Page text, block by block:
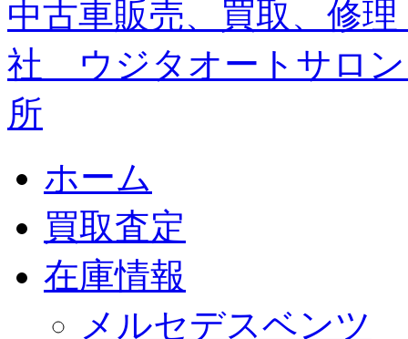
ホーム
買取査定
在庫情報
メルセデスベンツ